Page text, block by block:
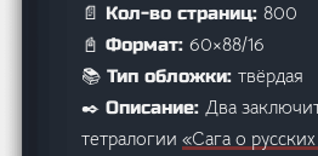
📄 Кол-во страниц:800
📓 Формат:60×88/16
📚 Тип обложки:твёрдая
✒️ Описание:Два
тетралогии«Сага о